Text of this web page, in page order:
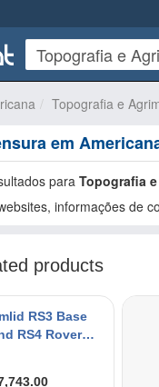
Topografia e
em
paraTopografia
informações de